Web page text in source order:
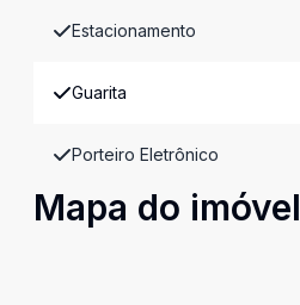
Estacionamento
Guarita
Porteiro Eletrônico
Mapa do imóvel